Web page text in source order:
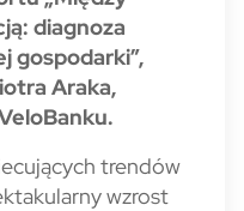
diagnoza
gospodarki”,
Araka,
trendów
wzrost